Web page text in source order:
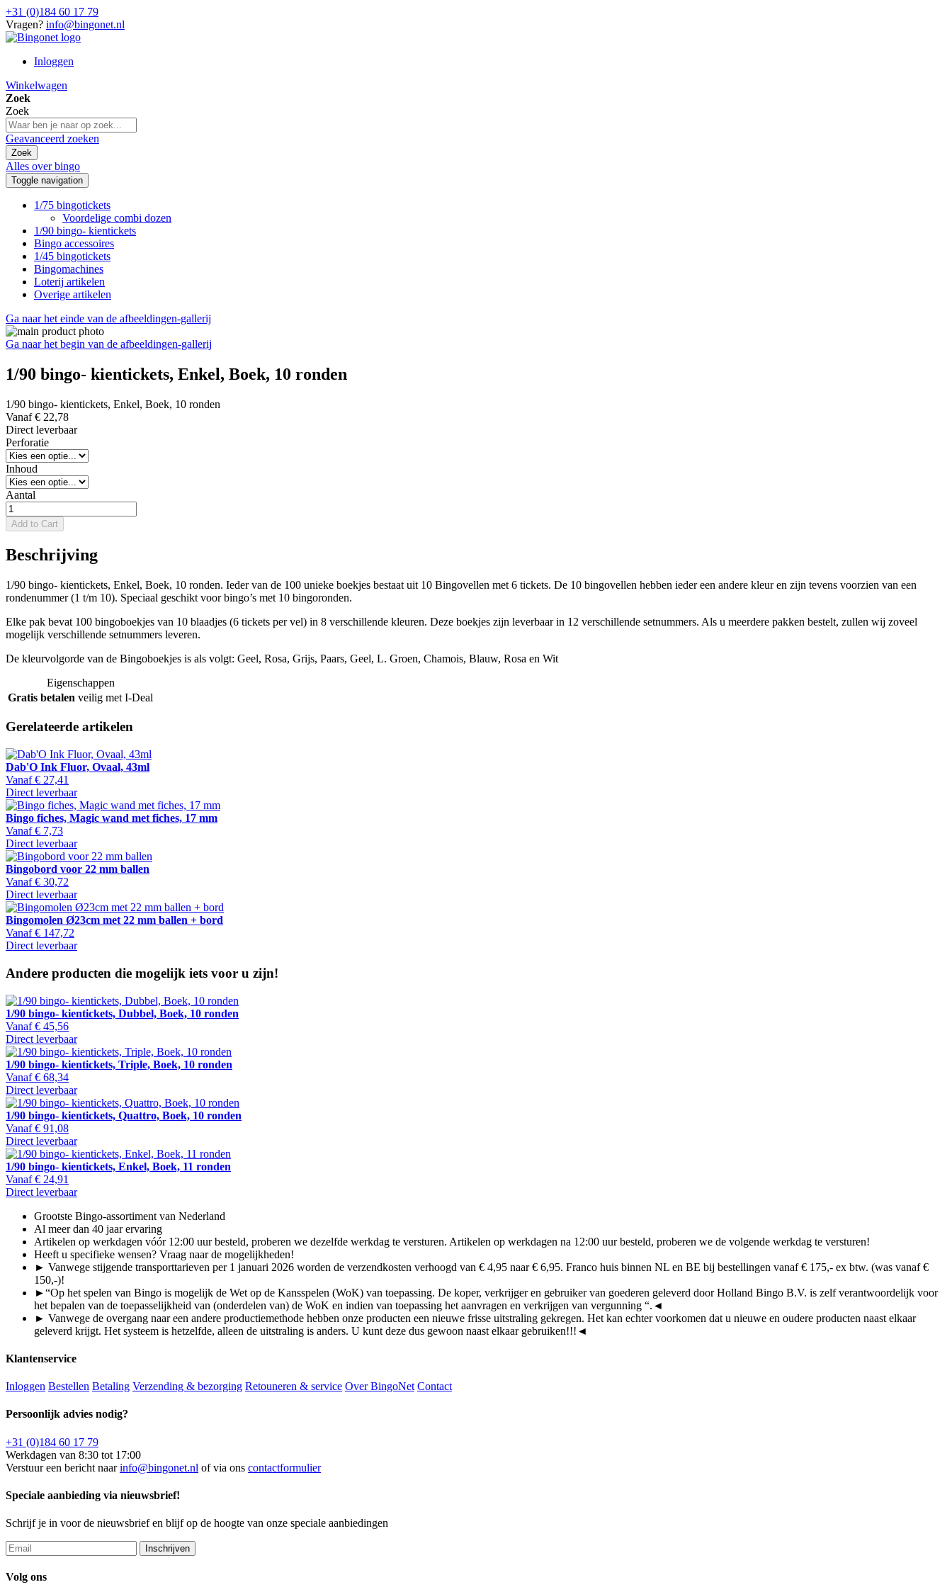
+31 (0)184 60 17 79
Vragen? info@bingonet.nl
Inloggen
Winkelwagen
Zoek
Zoek
Geavanceerd zoeken
Zoek
Alles over bingo
Toggle navigation
1/75 bingotickets
Voordelige combi dozen
1/90 bingo- kientickets
Bingo accessoires
1/45 bingotickets
Bingomachines
Loterij artikelen
Overige artikelen
Ga naar het einde van de afbeeldingen-gallerij
Ga naar het begin van de afbeeldingen-gallerij
1/90 bingo- kientickets, Enkel, Boek, 10 ronden
1/90 bingo- kientickets, Enkel, Boek, 10 ronden
Vanaf € 22,78
Direct leverbaar
Perforatie
Inhoud
Aantal
Add to Cart
Beschrijving
1/90 bingo- kientickets, Enkel, Boek, 10 ronden. Ieder van de 100 unieke boekjes bestaat uit 10 Bingovellen met 6 tickets. De 10 bingovellen hebben ieder een andere kleur en zijn tevens voorzien van een
rondenummer (1 t/m 10). Speciaal geschikt voor bingo’s met 10 bingoronden.
Elke pak bevat 100 bingoboekjes van 10 blaadjes (6 tickets per vel) in 8 verschillende kleuren. Deze boekjes zijn leverbaar in 12 verschillende setnummers. Als u meerdere pakken bestelt, zullen wij zoveel
mogelijk verschillende setnummers leveren.
De kleurvolgorde van de Bingoboekjes is als volgt: Geel, Rosa, Grijs, Paars, Geel, L. Groen, Chamois, Blauw, Rosa en Wit
Eigenschappen
Gratis betalen veilig met I-Deal
Gerelateerde artikelen
Dab'O Ink Fluor, Ovaal, 43ml
Vanaf € 27,41
Direct leverbaar
Bingo fiches, Magic wand met fiches, 17 mm
Vanaf € 7,73
Direct leverbaar
Bingobord voor 22 mm ballen
Vanaf € 30,72
Direct leverbaar
Bingomolen Ø23cm met 22 mm ballen + bord
Vanaf € 147,72
Direct leverbaar
Andere producten die mogelijk iets voor u zijn!
1/90 bingo- kientickets, Dubbel, Boek, 10 ronden
Vanaf € 45,56
Direct leverbaar
1/90 bingo- kientickets, Triple, Boek, 10 ronden
Vanaf € 68,34
Direct leverbaar
1/90 bingo- kientickets, Quattro, Boek, 10 ronden
Vanaf € 91,08
Direct leverbaar
1/90 bingo- kientickets, Enkel, Boek, 11 ronden
Vanaf € 24,91
Direct leverbaar
Grootste Bingo-assortiment van Nederland
Al meer dan 40 jaar ervaring
Artikelen op werkdagen vóór 12:00 uur besteld, proberen we dezelfde werkdag te versturen. Artikelen op werkdagen na 12:00 uur besteld, proberen we de volgende werkdag te versturen!
Heeft u specifieke wensen? Vraag naar de mogelijkheden!
► Vanwege stijgende transporttarieven per 1 januari 2026 worden de verzendkosten verhoogd van € 4,95 naar € 6,95. Franco huis binnen NL en BE bij bestellingen vanaf € 175,- ex btw. (was vanaf €
150,-)!
►“Op het spelen van Bingo is mogelijk de Wet op de Kansspelen (WoK) van toepassing. De koper, verkrijger en gebruiker van goederen geleverd door Holland Bingo B.V. is zelf verantwoordelijk voor
het bepalen van de toepasselijkheid van (onderdelen van) de WoK en indien van toepassing het aanvragen en verkrijgen van vergunning “.◄
► Vanwege de overgang naar een andere productiemethode hebben onze producten een nieuwe frisse uitstraling gekregen. Het kan echter voorkomen dat u nieuwe en oudere producten naast elkaar
geleverd krijgt. Het systeem is hetzelfde, alleen de uitstraling is anders. U kunt deze dus gewoon naast elkaar gebruiken!!! ◄
Klantenservice
Inloggen Bestellen Betaling Verzending & bezorging Retouneren & service Over BingoNet Contact
Persoonlijk advies nodig?
+31 (0)184 60 17 79
Werkdagen van 8:30 tot 17:00
Verstuur een bericht naarinfo@bingonet.nl of via ons contactformulier
Speciale aanbieding via nieuwsbrief!
Schrijf je in voor de nieuwsbrief en blijf op de hoogte van onze speciale aanbiedingen
Inschrijven
Volg ons